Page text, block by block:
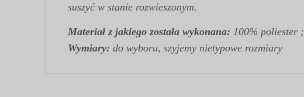
suszyć w stanie rozwieszonym.
Materiał z jakiego została wykonana: 100% poliester ;
Wymiary: do wyboru, szyjemy nietypowe rozmiary